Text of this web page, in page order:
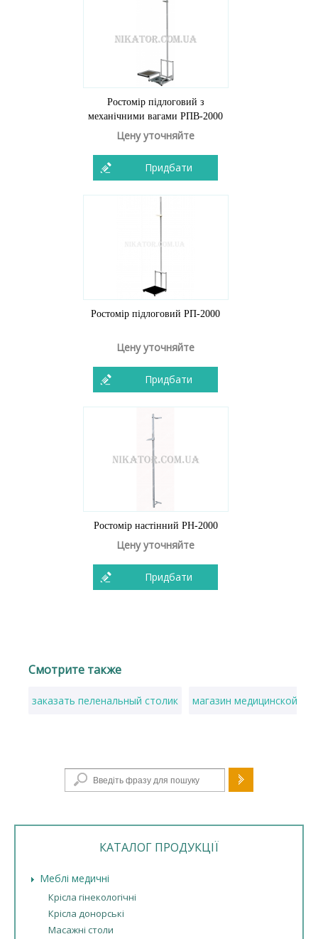
Ростомір підлоговий з
механічними вагами РПВ-2000
Цену уточняйте
Придбати
Ростомір підлоговий РП-2000
Цену уточняйте
Придбати
Ростомір настінний РН-2000
Цену уточняйте
Придбати
Смотрите также
заказать пеленальный столик магазин медицинской
Пошукова форма
КАТАЛОГ ПРОДУКЦІЇ
Меблі медичні
Крісла гінекологічні
Крісла донорські
Масажні столи